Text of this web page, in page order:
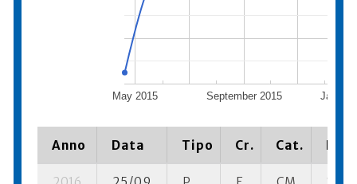
May 2015 September 2015
Anno Data Tipo Cr. Cat.